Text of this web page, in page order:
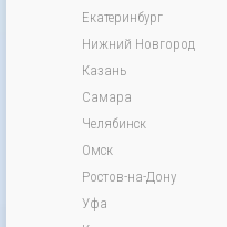
Екатеринбург
Нижний Новгород
Казань
Самара
Челябинск
Омск
Ростов-на-Дону
Уфа